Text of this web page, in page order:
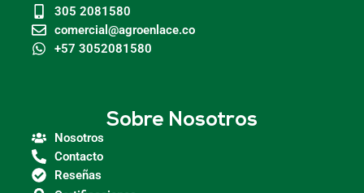
305 2081580
comercial@agroenlace.co
+57 3052081580
Sobre Nosotros
Nosotros
Contacto
Reseñas